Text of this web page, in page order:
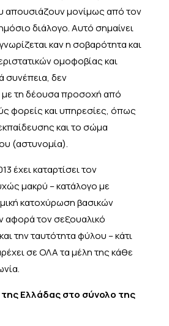
απουσιάζουν μονίμως από τον
διάλογο. Αυτό σημαίνει
καν η σοβαρότητα και
ομοφοβίας και
συνέπεια, δεν
με τη δέουσα προσοχή από
φορείς και υπηρεσίες, όπως
και το σώμα
(αστυνομία).
έχει καταρτίσει τον
μακρύ – κατάλογο με
κατοχύρωση βασικών
αφορά τον σεξουαλικό
την ταυτότητα φύλου – κάτι
σε ΟΛΑ τα μέλη της κάθε
της Ελλάδας στο σύνολο της